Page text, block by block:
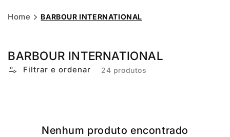
Home BARBOUR INTERNATIONAL
BARBOUR INTERNATIONAL
Filtrar e ordenar 24 produtos
Nenhum produto encontrado